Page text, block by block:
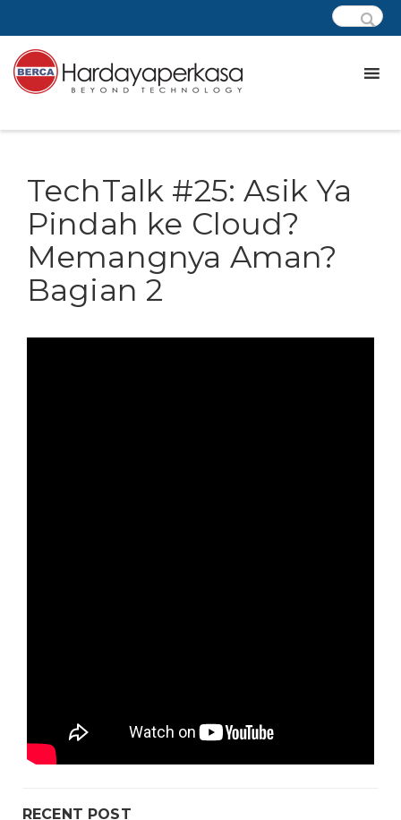
TechTalk #25: Asik Ya
Pindah ke Cloud?
Memangnya Aman?
Bagian 2
RECENT POST